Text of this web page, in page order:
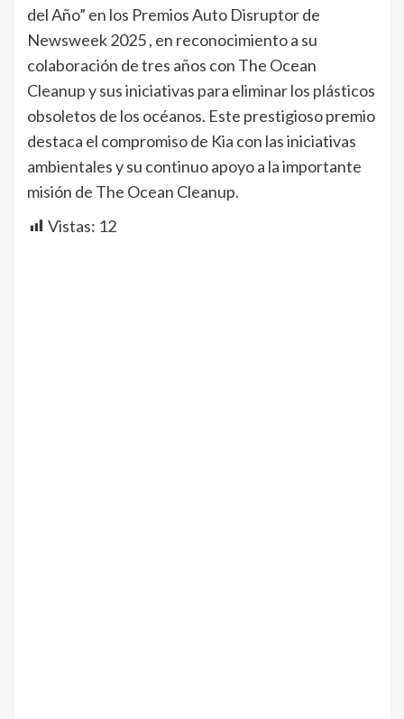
del Año” en los Premios Auto Disruptor de
Newsweek 2025 , en reconocimiento a su
colaboración de tres años con The Ocean
Cleanup y sus iniciativas para eliminar los plásticos
obsoletos de los océanos. Este prestigioso premio
destaca el compromiso de Kia con las iniciativas
ambientales y su continuo apoyo a la importante
misión de The Ocean Cleanup.
Vistas: 12